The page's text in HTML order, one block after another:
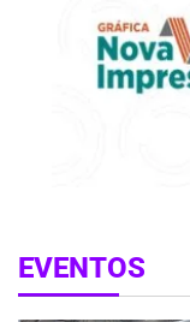
EVENTOS